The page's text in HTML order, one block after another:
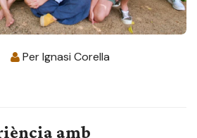
PerIgnasi Corella
amb